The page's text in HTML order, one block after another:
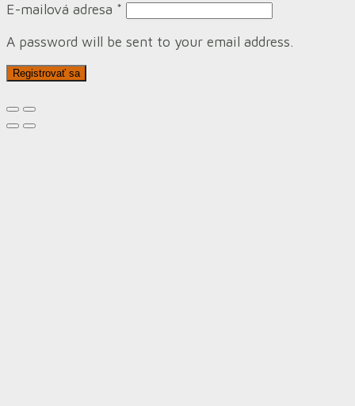
E-mailová adresa *
A password will be sent to your email address.
Registrovať sa